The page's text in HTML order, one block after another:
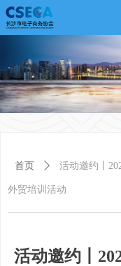
活动邀约丨
首页 ꄲ 活动邀约丨
外贸培训活动